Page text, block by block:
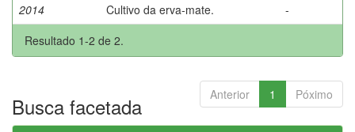
2014 Cultivo da erva-mate.
-
Resultado 1-2 de 2.
Anterior 1 Póximo
Busca facetada